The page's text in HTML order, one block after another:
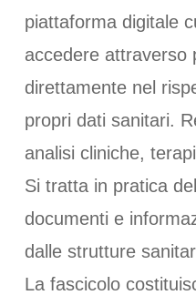
piattaforma digitale
accedere attraverso
direttamente nel
propri dati sanitari.
analisi cliniche,
Si tratta in pratica
documenti e
dalle strutture
La fascicolo